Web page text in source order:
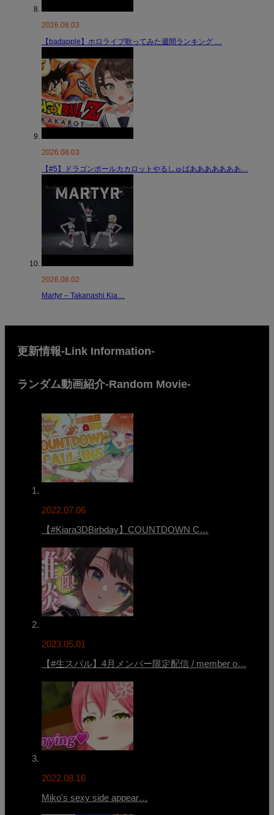
2026.08.03
【badapple】ホロライブ歌ってみた週間ランキング …
2026.08.03
【#5】ドラゴンボールカカロットやるしゅばあああああああ…
2026.08.02
Martyr – Takanashi Kia…
更新情報-Link Information-
ランダム動画紹介-Random Movie-
2022.07.06
【#Kiara3DBirbday】COUNTDOWN C…
2023.05.01
【#生スバル】4月メンバー限定配信 / member o…
2022.08.16
Miko's sexy side appear…